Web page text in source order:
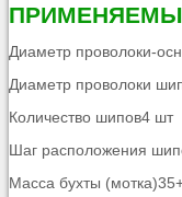
Диаметр проволоки-
Диаметр проволоки
Количество шипов4 шт
Шаг расположения
Масса бухты